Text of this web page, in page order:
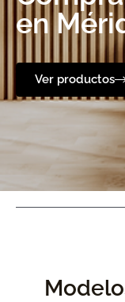
en
Ver productos